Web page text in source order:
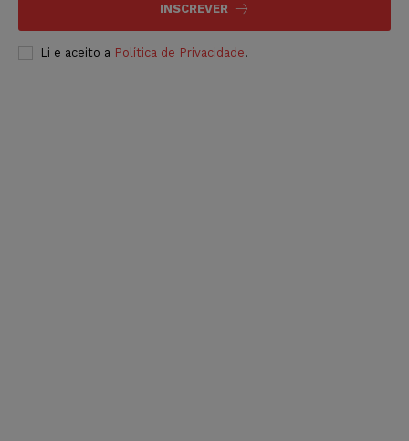
INSCREVER
Li e aceito a Política de Privacidade.